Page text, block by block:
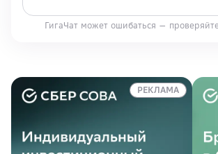
ГигаЧат может ошибаться —
РЕКЛАМА